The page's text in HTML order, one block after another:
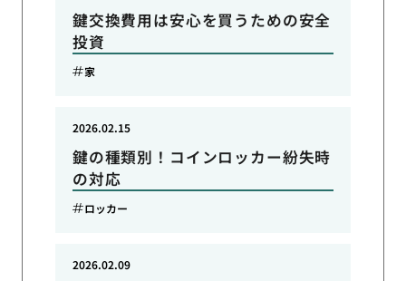
鍵交換費用は安心を買うための安全
投資
家
鍵の種類別！コインロッカー紛失時
の対応
2026.02.15
ロッカー
2026.02.09